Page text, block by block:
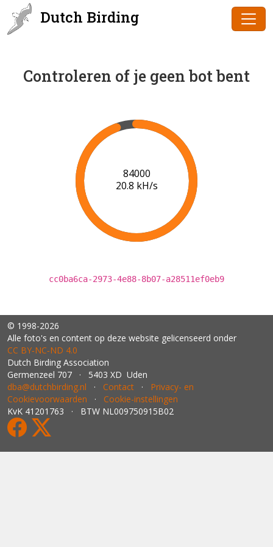
Dutch Birding
Controleren of je geen bot bent
86000
20.9 kH/s
cc0ba6ca-2973-4e88-8b07-a28511ef0eb9
© 1998-2026
Alle foto's en content op deze website gelicenseerd onder
CC BY‑NC‑ND 4.0
Dutch Birding Association
Germenzeel 707 · 5403 XD Uden
dba@dutchbirding.nl · Contact · Privacy- en
Cookievoorwaarden · Cookie-instellingen
KvK 41201763 · BTW NL009750915B02